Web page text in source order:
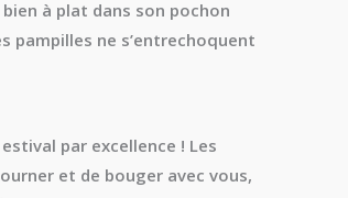
à plat dans son pochon
pampilles ne s’entrechoquent
par excellence ! Les
et de bouger avec vous,